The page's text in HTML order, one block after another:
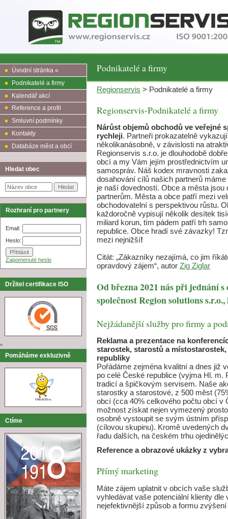
Podnikatelé a firmy
Úvodní stránka «
Podnikatelé a firmy
Kalendář akcí
Reference a profil
Smluvní podmínky
Kontakty
Databáze měst a obcí
Hledat obec
Rozhraní pro partnery
Email:
Heslo:
Zapomenuté heslo
Držitel certifikace ISO
^
Pomáháme exkluzivně
Ctíme
Regionservis > Podnikatelé a firmy
Regionservis-Podnikatelé a firmy
Nárůst objemů obchodů ve veřejné
rychleji. Partneři prokazatelně
několikanásobně, v závislosti na
Regionservis s.r.o. je dlouhodobě
obcí a my Vám jejím prostřednictvím
samospráv. Náš kodex mravnosti
dosahování cílů našich partnerů
je naší dovedností. Obce a města
partnerům. Města a obce patří mezi
obchodovatelní s perspektivou růstu.
každoročně vypisují několik desítek
miliard korun, tím pádem patří trh
republice. Obce hradí své závazky!
mezi nejnižší!
Citát: „Zákazníky nezajímá, co jim
opravdový zájem“, autor Zig Ziglar
Od března 2021 nás při jednání
společnost Region solutions
Nejžádanější služby pro firmy a
Reklama a prezentace na
starostek, starostů a
republiky
Pořádáme zejména kvalitní a dnes již
po celé České republice (vyjma Hl. m.
tradicí a špičkovým servisem. Naše
starostky a starostové, z 500 měst
obcí (cca 40% celkového počtu obcí v
možnost získat nejen vymezený
osobně vystoupit se svým ústním
(cílovou skupinu). Kromě uvedených
řadu dalších, na českém trhu
Reference a obrazové ukázky z
Přímý marketing
Máte zájem uplatnit v obcích vaše
vyhledávat vaše potenciální klienty
nejefektivnější způsob a formu